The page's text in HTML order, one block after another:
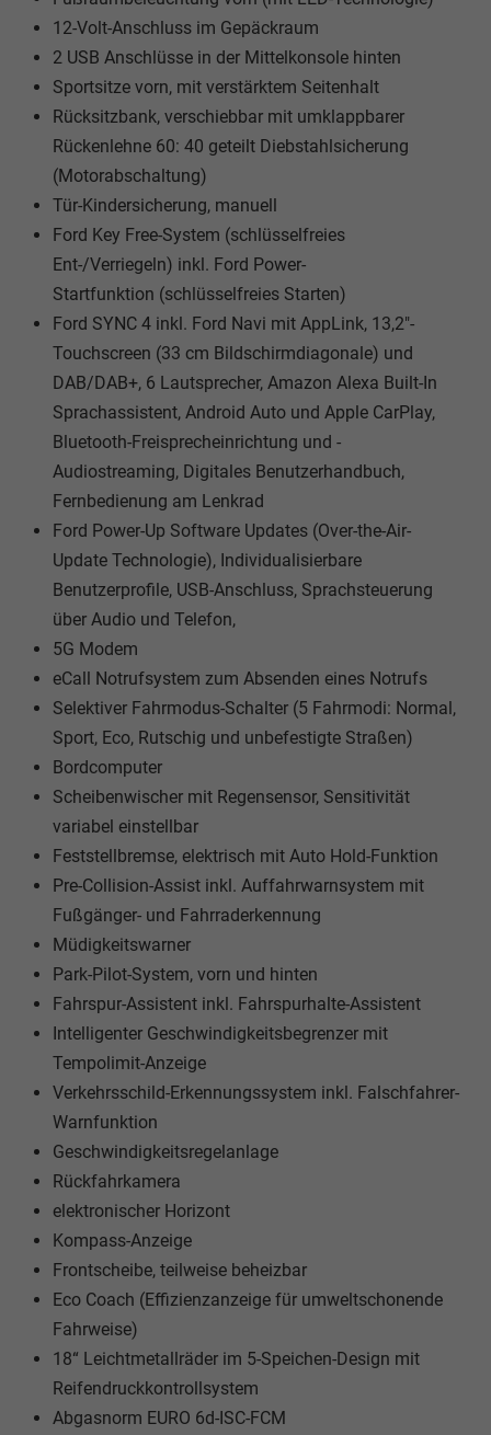
12-Volt-Anschluss im Gepäckraum
2 USB Anschlüsse in der Mittelkonsole hinten
Sportsitze vorn, mit verstärktem Seitenhalt
Rücksitzbank, verschiebbar mit umklappbarer
Rückenlehne 60: 40 geteilt Diebstahlsicherung
(Motorabschaltung)
Tür-Kindersicherung, manuell
Ford Key Free-System (schlüsselfreies
Ent-/Verriegeln) inkl. Ford Power-
Startfunktion (schlüsselfreies Starten)
Ford SYNC 4 inkl. Ford Navi mit AppLink, 13,2"-
Touchscreen (33 cm Bildschirmdiagonale) und
DAB/DAB+, 6 Lautsprecher, Amazon Alexa Built-In
Sprachassistent, Android Auto und Apple CarPlay,
Bluetooth-Freisprecheinrichtung und -
Audiostreaming, Digitales Benutzerhandbuch,
Fernbedienung am Lenkrad
Ford Power-Up Software Updates (Over-the-Air-
Update Technologie), Individualisierbare
Benutzerprofile, USB-Anschluss, Sprachsteuerung
über Audio und Telefon,
5G Modem
eCall Notrufsystem zum Absenden eines Notrufs
Selektiver Fahrmodus-Schalter (5 Fahrmodi: Normal,
Sport, Eco, Rutschig und unbefestigte Straßen)
Bordcomputer
Scheibenwischer mit Regensensor, Sensitivität
variabel einstellbar
Feststellbremse, elektrisch mit Auto Hold-Funktion
Pre-Collision-Assist inkl. Auffahrwarnsystem mit
Fußgänger- und Fahrraderkennung
Müdigkeitswarner
Park-Pilot-System, vorn und hinten
Fahrspur-Assistent inkl. Fahrspurhalte-Assistent
Intelligenter Geschwindigkeitsbegrenzer mit
Tempolimit-Anzeige
Verkehrsschild-Erkennungssystem inkl. Falschfahrer-
Warnfunktion
Geschwindigkeitsregelanlage
Rückfahrkamera
elektronischer Horizont
Kompass-Anzeige
Frontscheibe, teilweise beheizbar
Eco Coach (Effizienzanzeige für umweltschonende
Fahrweise)
18“ Leichtmetallräder im 5-Speichen-Design mit
Reifendruckkontrollsystem
Abgasnorm EURO 6d-ISC-FCM